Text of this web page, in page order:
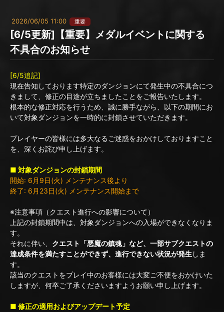
2026/06/05 11:00 重要
[6/5更新]【重要】メダルイベントに関する
不具合のお知らせ
[6/5追記]
現在告知しております特定のダンジョンにて発生中の不具合につ
きまして、修正の目途が立ちましたことをご報告いたします。
根本的な修正対応を行うため、誠に勝手ながら、以下の期間にお
いて対象ダンジョンを一時的に封鎖させていただきます。
プレイヤーの皆様には多大なるご迷惑をおかけしておりますこと
を、深くお詫び申し上げます。
■ 対象ダンジョンの封鎖期間
開始: 6月9日(火) メンテナンス後より
終了: 6月23日(火) メンテナンス開始まで
※注意事項（クエスト進行への影響について）
上記の封鎖期間中は、対象ダンジョンへの入場ができなくなりま
す。
それに伴い、 クエスト「悪魔の鎮魂」など、一部サブクエストの
達成条件を満たすことができず、進行できない状況が発生 しま
す。
該当のクエストをプレイ中のお客様には大変ご不便をおかけいた
しますが、何卒ご了承くださいますようお願い申し上げます。
■ 修正の適用およびアップデート予定